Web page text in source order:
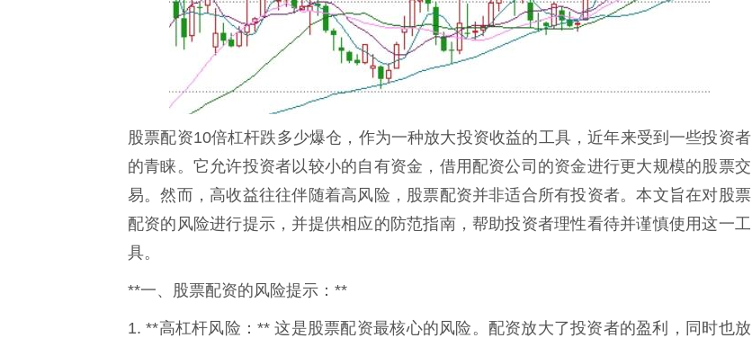
股票配资10倍杠杆跌多少爆仓，作为一种放大投资收益的工具，近年来受到一些投资者
的青睐。它允许投资者以较小的自有资金，借用配资公司的资金进行更大规模的股票交
易。然而，高收益往往伴随着高风险，股票配资并非适合所有投资者。本文旨在对股票
配资的风险进行提示，并提供相应的防范指南，帮助投资者理性看待并谨慎使用这一工
具。
**一、股票配资的风险提示：**
1. **高杠杆风险：** 这是股票配资最核心的风险。配资放大了投资者的盈利，同时也放